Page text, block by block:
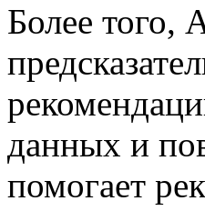
Более того,
данных и
помогает